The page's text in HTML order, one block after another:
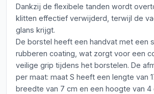
Dankzij de flexibele tanden wordt
klitten effectief verwijderd, terwijl de
glans krijgt.
De borstel heeft een handvat met een
rubberen coating, wat zorgt voor een
veilige grip tijdens het borstelen. De
per maat: maat S heeft een lengte van
breedte van 7 cm en een hoogte van 4